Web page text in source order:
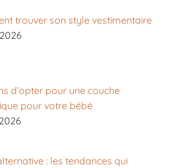
trouver son style vestimentaire
d’opter pour une couche
pour votre bébé
: les tendances qui